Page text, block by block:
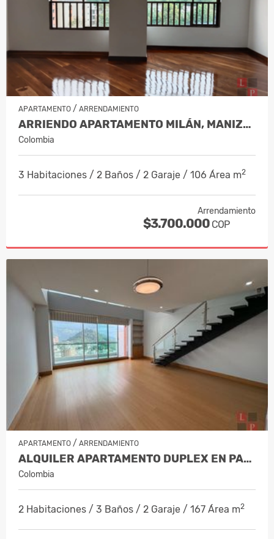
APARTAMENTO / ARRENDAMIENTO
ARRIENDO APARTAMENTO MILÁN, MANIZAL…
Colombia
3 Habitaciones / 2 Baños / 2 Garaje / 106 Área m2
Arrendamiento
$3.700.000 COP
APARTAMENTO / ARRENDAMIENTO
ALQUILER APARTAMENTO DUPLEX EN PALER…
Colombia
2 Habitaciones / 3 Baños / 2 Garaje / 167 Área m2